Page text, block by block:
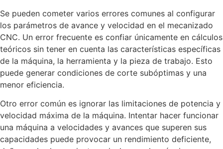
Se pueden cometer varios errores comunes al configurar
los parámetros de avance y velocidad en el mecanizado
CNC. Un error frecuente es confiar únicamente en cálculos
teóricos sin tener en cuenta las características específicas
de la máquina, la herramienta y la pieza de trabajo. Esto
puede generar condiciones de corte subóptimas y una
menor eficiencia.
Otro error común es ignorar las limitaciones de potencia y
velocidad máxima de la máquina. Intentar hacer funcionar
una máquina a velocidades y avances que superen sus
capacidades puede provocar un rendimiento deficiente,